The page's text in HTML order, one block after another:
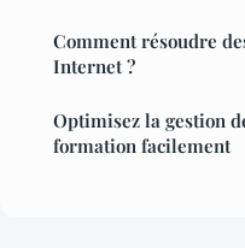
Comment résoudre
Internet ?
Optimisez la gestion
formation facilement